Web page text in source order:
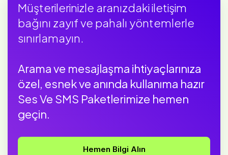
Müşterilerinizle aranızdaki iletişim
bağını zayıf ve pahalı yöntemlerle
sınırlamayın.
Arama ve mesajlaşma ihtiyaçlarınıza
özel, esnek ve anında kullanıma hazır
Ses Ve SMS Paketlerimize hemen
geçin.
Hemen Bilgi Alın